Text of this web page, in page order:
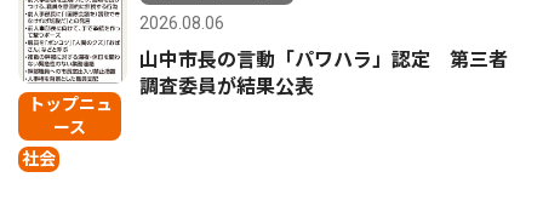
トップニュ
ース
社会
2026.08.06
山中市長の言動「パワハラ」認定 第三者
調査委員が結果公表